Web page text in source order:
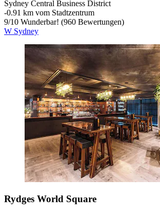
Sydney Central Business District
‐0.91 km vom Stadtzentrum
9/10 Wunderbar! (960 Bewertungen)
W Sydney
Rydges World Square